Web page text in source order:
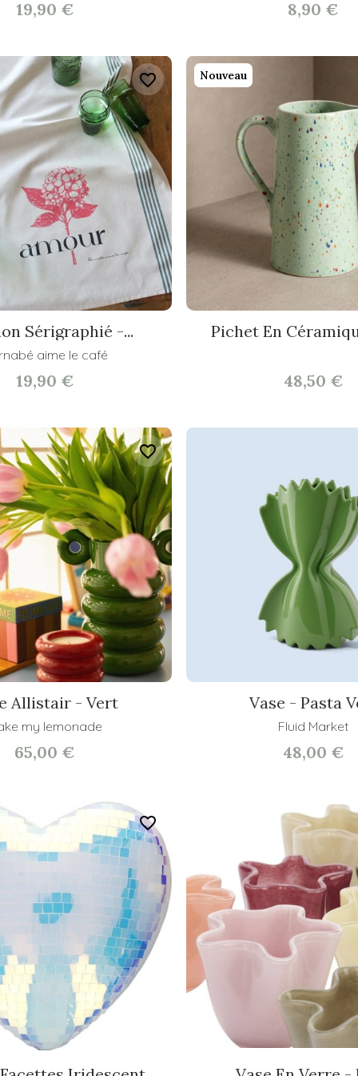
19,90 € 8,90 €
Sérigraphié -...
aime le café
19,90 €
favorite_border
Pichet En
48,50 €
Nouveau
Allistair - Vert
my lemonade
65,00 €
favorite_border
Vase - Pasta
Fluid Market
48,00 €
favorite_border